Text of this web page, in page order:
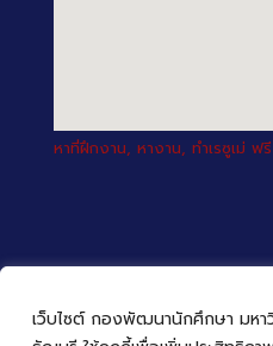
เว็บไซต์ กองพัฒนานักศึกษา มหา
หาที่ฝึกงาน, หางาน, ทำเรซูเม่ ฟรี